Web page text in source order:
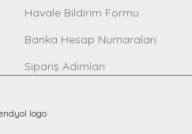
Sepete Ekle
Havale Bildirim Formu
Banka Hesap Numaraları
Sipariş Adımları